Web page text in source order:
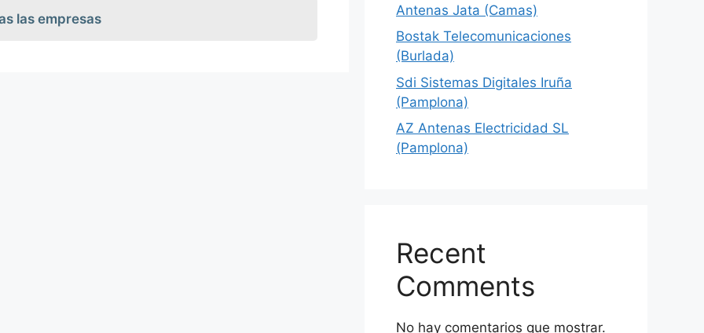
las empresas
Antenas Jata (Camas)
Bostak Telecomunicaciones
(Burlada)
Sdi Sistemas Digitales Iruña
(Pamplona)
AZ Antenas Electricidad SL
(Pamplona)
Recent
Comments
No hay comentarios que mostrar.